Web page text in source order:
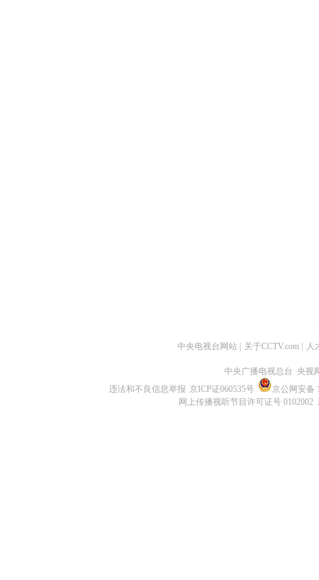
中央电视台网站 关于CCTV.com 人
中央广播电视总台 央视
违法和不良信息举报 京ICP证060535号
京公网安备
网上传播视听节目许可证号 0102002